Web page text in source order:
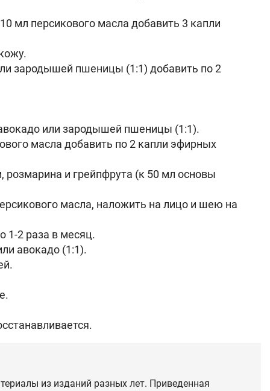
мл персикового масла добавить 3 капли
зародышей пшеницы (1:1) добавить по 2
или зародышей пшеницы (1:1).
масла добавить по 2 капли эфирных
розмарина и грейпфрута (к 50 мл основы
масла, наложить на лицо и шею на
1-2 раза в месяц.
авокадо (1:1).
из изданий разных лет. Приведенная